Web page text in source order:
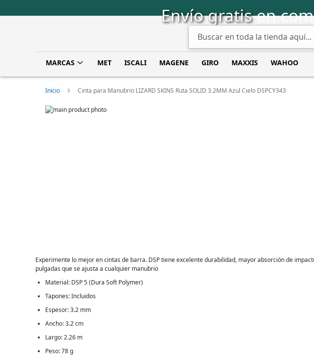
a
Envío gratisen
MARCAS MET ISCALI MAGENE GIRO MAXXIS WAHOO
Inicio Cinta para Manubrio LIZARD SKINS Ruta SOLID 3.2MM Azul Cielo DSPCY343
Skip
Experimente lo mejor en cintas de barra. DSP tiene excelente durabilidad, mayor absorción de
pulgadas que se ajusta a cualquier manubrio
Material: DSP 5 (Dura Soft Polymer)
Tapones: Incluidos
Espesor: 3.2 mm
Ancho: 3.2 cm
Largo: 2.26 m
Peso: 78 g